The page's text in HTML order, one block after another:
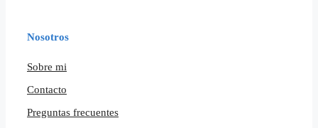
Nosotros
Sobre mi
Contacto
Preguntas frecuentes